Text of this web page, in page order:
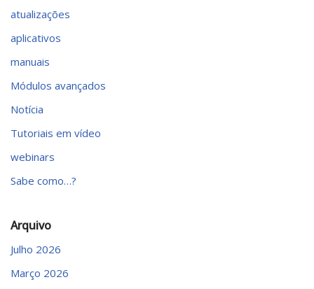
atualizações
aplicativos
manuais
Módulos avançados
Notícia
Tutoriais em vídeo
webinars
Sabe como…?
Arquivo
Julho 2026
Março 2026